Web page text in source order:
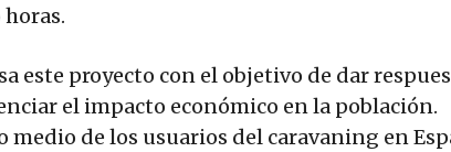
este proyecto con el objetivo de dar
el impacto económico en la población.
medio de los usuarios del caravaning en